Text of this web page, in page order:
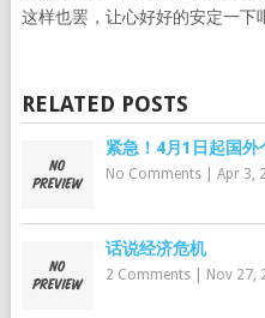
这样也罢，让心好好的安定一下
RELATED POSTS
紧急！4月1日起国外
No Comments| Apr 3,
话说经济危机
2 Comments| Nov 27,